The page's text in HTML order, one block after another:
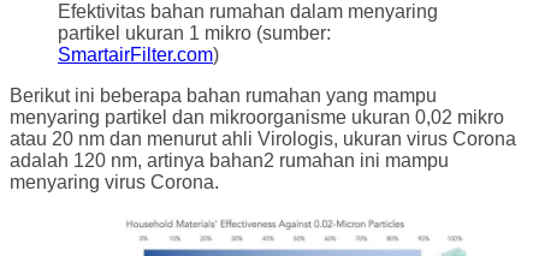
Efektivitas bahan rumahan dalam menyaring
partikel ukuran 1 mikro (sumber:
SmartairFilter.com)
Berikut ini beberapa bahan rumahan yang mampu
menyaring partikel dan mikroorganisme ukuran 0,02 mikro
atau 20 nm dan menurut ahli Virologis, ukuran virus Corona
adalah 120 nm, artinya bahan2 rumahan ini mampu
menyaring virus Corona.